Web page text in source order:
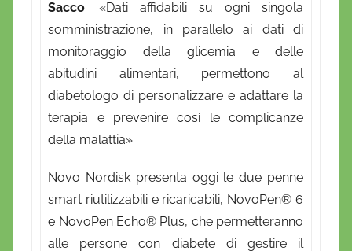
Sacco. «Dati affidabili su ogni singola
somministrazione, in parallelo ai dati di
monitoraggio della glicemia e delle
abitudini alimentari, permettono al
diabetologo di personalizzare e adattare la
terapia e prevenire così le complicanze
della malattia».
Novo Nordisk presenta oggi le due penne
smart riutilizzabili e ricaricabili, NovoPen® 6
e NovoPen Echo® Plus, che permetteranno
alle persone con diabete di gestire il